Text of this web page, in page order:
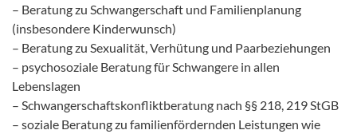
– Beratung zu Schwangerschaft und Familienplanung
(insbesondere Kinderwunsch)
– Beratung zu Sexualität, Verhütung und Paarbeziehungen
– psychosoziale Beratung für Schwangere in allen
Lebenslagen
– Schwangerschaftskonfliktberatung nach §§ 218, 219 StGB
– soziale Beratung zu familienfördernden Leistungen wie